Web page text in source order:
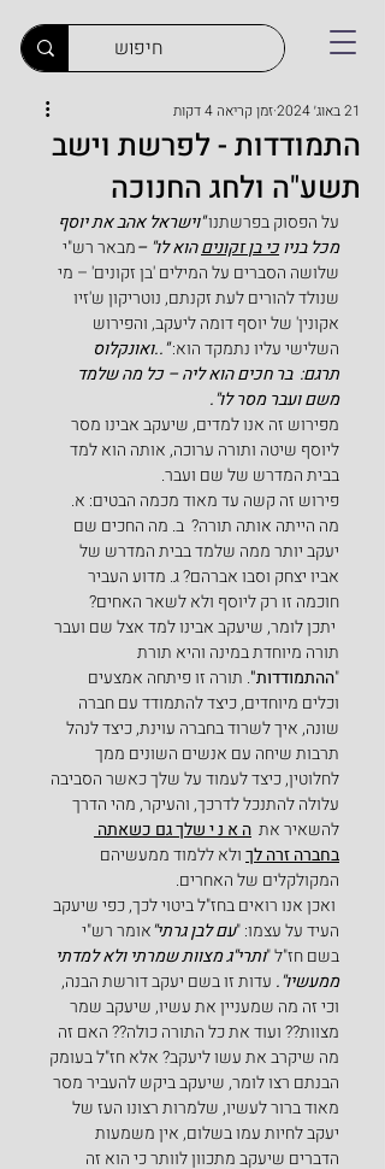
התמודדות - לפרשת וישב
תשע"ה ולחג החנוכה
21 באוג׳ 2024 זמן קריאה 4 דקות
על הפסוק בפרשתנו "וישראל אהב את יוסף
מכל בניו כי בן זקונים הוא לו" –מבאר רש"י
שלושה הסברים על המילים 'בן זקונים' – מי
שנולד להורים לעת זקנתם, נוטריקון ש'זיו
אקונין' של יוסף דומה ליעקב, והפירוש
השלישי עליו נתמקד הוא: "..ואונקלוס
תרגם:  בר חכים הוא ליה – כל מה שלמד
משם ועבר מסר לו".
מפירוש זה אנו למדים, שיעקב אבינו מסר
ליוסף שיטה ותורה ערוכה, אותה הוא למד
בבית המדרש של שם ועבר.
פירוש זה קשה עד מאוד מכמה הבטים: א.
מה הייתה אותה תורה?  ב. מה החכים שם
יעקב יותר ממה שלמד בבית המדרש של
אביו יצחק וסבו אברהם? ג. מדוע העביר
חוכמה זו רק ליוסף ולא לשאר האחים?
יתכן לומר, שיעקב אבינו למד אצל שם ועבר
תורה מיוחדת במינה והיא תורת
"ההתמודדות". תורה זו פיתחה אמצעים
וכלים מיוחדים, כיצד להתמודד עם חברה
שונה, איך לשרוד בחברה עוינת, כיצד לנהל
תרבות שיחה עם אנשים השונים ממך
לחלוטין, כיצד לעמוד על שלך כאשר הסביבה
עלולה להתנכל לדרכך, והעיקר, מהי הדרך
להשאיר את ה א נ י שלך גם כשאתה
בחברה זרה לךולא ללמוד ממעשיהם
המקולקלים של האחרים.
ואכן אנו רואים בחז"ל ביטוי לכך, כפי שיעקב
העיד על עצמו: "עם לבן גרתי"אומר רש"י
בשם חז"ל "ותרי"ג מצוות שמרתי ולא למדתי
ממעשיו". עדות זו בשם יעקב דורשת הבנה,
וכי זה מה שמעניין את עשיו, שיעקב שמר
מצוות?? ועוד את כל התורה כולה?? האם זה
מה שיקרב את עשו ליעקב? אלא חז"ל בעומק
הבנתם רצו לומר, שיעקב ביקש להעביר מסר
מאוד ברור לעשיו, שלמרות רצונו העז של
יעקב לחיות עמו בשלום, אין משמעות
הדברים שיעקב מתכוון לוותר כי הוא זה